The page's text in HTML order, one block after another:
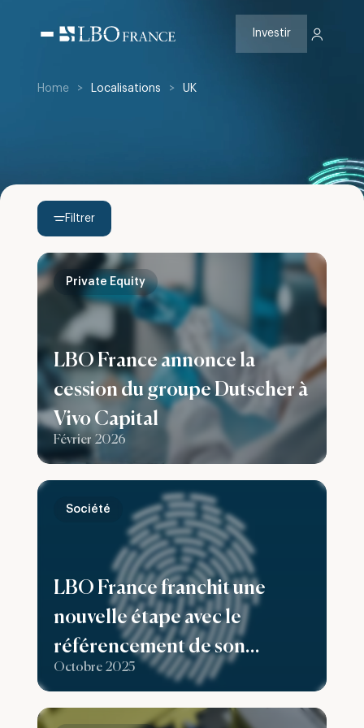
contenu
Investir
Home > Localisations > UK
Filtrer
LBO France annonce la
cession du groupe Dutscher à
Vivo Capital
Février 2026
Private Equity
LBO France franchit une
nouvelle étape avec le
référencement de son
premier fonds FCPR «
evergreen » par Generali
Octobre 2025
Société